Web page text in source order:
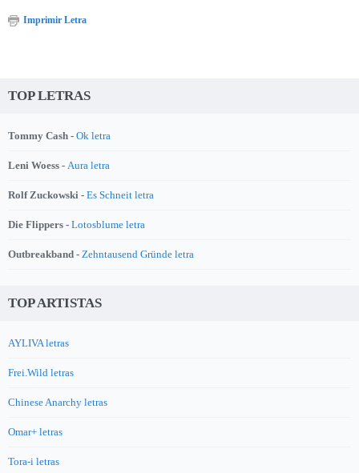
Imprimir Letra
TOP LETRAS
Tommy Cash - Ok letra
Leni Woess - Aura letra
Rolf Zuckowski - Es Schneit letra
Die Flippers - Lotosblume letra
Outbreakband - Zehntausend Gründe letra
TOP ARTISTAS
AYLIVA letras
Frei.Wild letras
Chinese Anarchy letras
Omar+ letras
Tora-i letras